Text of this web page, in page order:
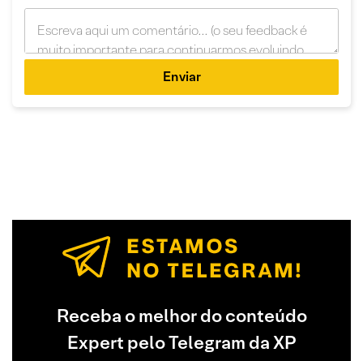
Enviar
Receba o melhor do conteúdo
Expert pelo Telegram da XP